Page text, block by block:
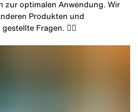
zur optimalen Anwendung. Wir
Produkten und
Fragen. 🏋️‍♂️